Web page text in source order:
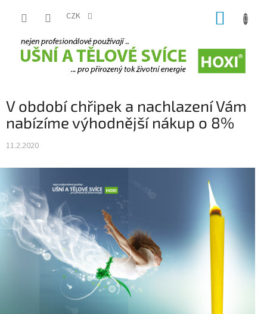
CZK
V období chřipek a nachlazení Vám
nabízíme výhodnější nákup o 8%
11.2.2020